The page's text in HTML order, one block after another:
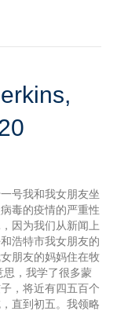
号我和我女朋友坐
毒的疫情的严重性
因为我们从新闻上
浩特市我女朋友的
朋友的妈妈住在牧
，我学了很多蒙
，将近有四五百个
直到初五。我领略